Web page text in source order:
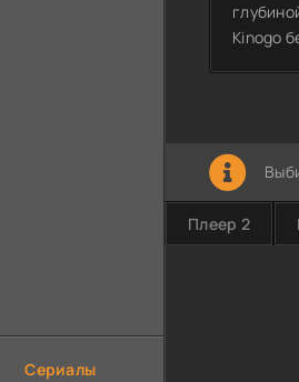
Kinogo
Плеер 2
Сериалы